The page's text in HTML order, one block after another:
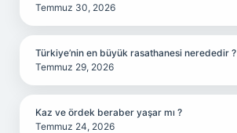
Temmuz 30, 2026
Türkiye’nin en büyük rasathanesi nerededir ?
Temmuz 29, 2026
Kaz ve ördek beraber yaşar mı ?
Temmuz 24, 2026